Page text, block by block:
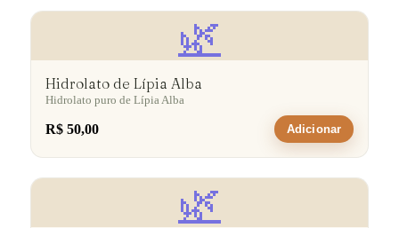
🌿
Hidrolato de Lípia Alba
Hidrolato puro de Lípia Alba
R$ 50,00 Adicionar
🌿